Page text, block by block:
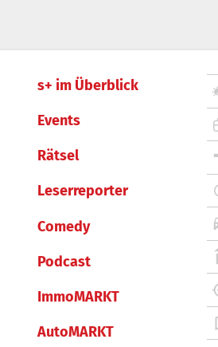
s+ im Überblick
Events
Rätsel
Leserreporter
Comedy
Podcast
ImmoMARKT
AutoMARKT